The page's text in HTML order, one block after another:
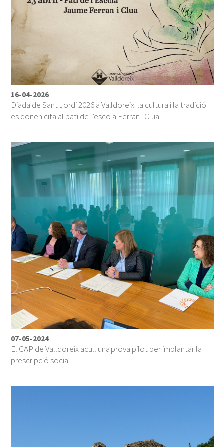
16-04-2026
Diada de Sant Jordi 2026 a Valldoreix: la cultura i la tradició
es donen cita al pati de l’escola Ferran i Clua
07-05-2024
El CAP de Valldoreix acull una prova pilot per implantar la
prescripció social